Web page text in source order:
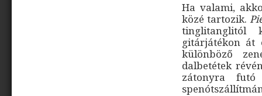
Ha valami,
közé tartozik.
tinglitanglitól
gitárjátékon át
különböző
dalbetétek
zátonyra